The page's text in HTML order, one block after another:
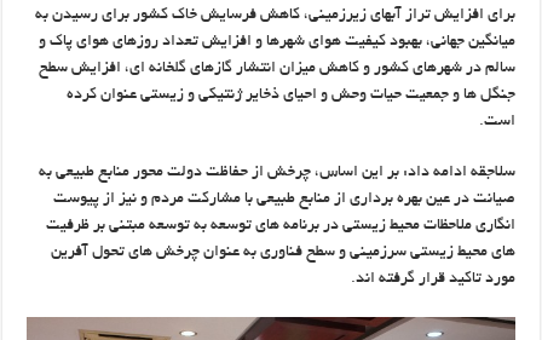
برای افزایش تراز آبهای زیرزمینی، کاهش فرسایش خاک کشور برای رسیدن به
میانگین جهانی، بهبود کیفیت هوای شهرها و افزایش تعداد روزهای هوای پاک و
سالم در شهرهای کشور و کاهش میزان انتشار گازهای گلخانه ای، افزایش سطح
جنگل ها و جمعیت حیات وحش و احیای ذخایر ژنتیکی و زیستی عنوان کرده
است.
سلاجقه ادامه داد: بر این اساس، چرخش از حفاظت دولت محور منابع طبیعی به
صیانت در عین بهره برداری از منابع طبیعی با مشارکت مردم و نیز از پیوست
انگاری ملاحظات محیط زیستی در برنامه های توسعه به توسعه مبتنی بر ظرفیت
های محیط زیستی سرزمینی و سطح فناوری به عنوان چرخش های تحول آفرین
مورد تاکید قرار گرفته اند.